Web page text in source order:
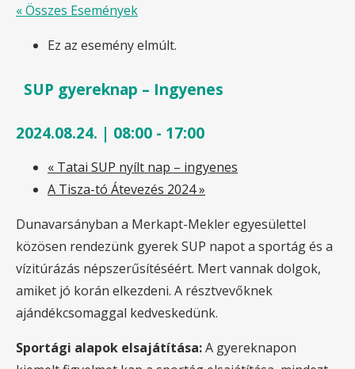
« Összes Események
Ez az esemény elmúlt.
SUP gyereknap – Ingyenes
2024.08.24. | 08:00 - 17:00
« Tatai SUP nyílt nap – ingyenes
A Tisza-tó Átevezés 2024»
Dunavarsányban a Merkapt-Mekler egyesülettel
közösen rendezünk gyerek SUP napot a sportág és a
vízitúrázás népszerűsítéséért. Mert vannak dolgok,
amiket jó korán elkezdeni. A résztvevőknek
ajándékcsomaggal kedveskedünk.
Sportági alapok elsajátítása:A gyereknapon